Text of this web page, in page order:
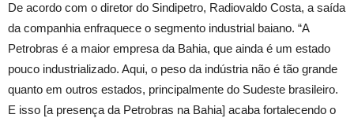
De acordo com o diretor do Sindipetro, Radiovaldo Costa, a saída
da companhia enfraquece o segmento industrial baiano. “A
Petrobras é a maior empresa da Bahia, que ainda é um estado
pouco industrializado. Aqui, o peso da indústria não é tão grande
quanto em outros estados, principalmente do Sudeste brasileiro.
E isso [a presença da Petrobras na Bahia] acaba fortalecendo o